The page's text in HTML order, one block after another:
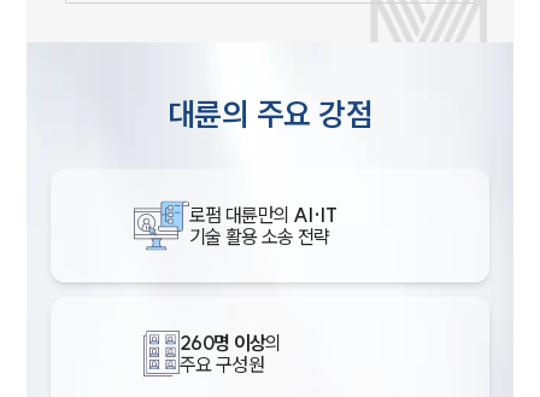
대륜의 주요 강점
로펌 대륜만의 AI·IT
기술 활용 소송 전략
260명 이상의
주요 구성원